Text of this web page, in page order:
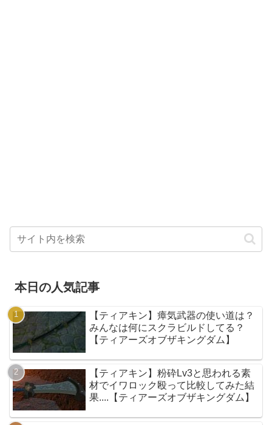
本日の人気記事
【ティアキン】瘴気武器の使い道は？
みんなは何にスクラビルドしてる？
【ティアーズオブザキングダム】
【ティアキン】粉砕Lv3と思われる素
材でイワロック殴って比較してみた結
果....【ティアーズオブザキングダム】